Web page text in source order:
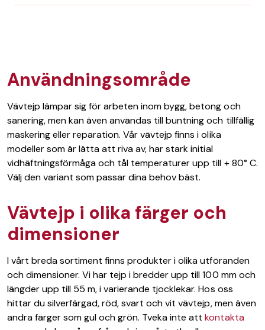
Användningsområde
Vävtejp lämpar sig för arbeten inom bygg, betong och
sanering, men kan även användas till buntning och tillfällig
maskering eller reparation. Vår vävtejp finns i olika
modeller som är lätta att riva av, har stark initial
vidhäftningsförmåga och tål temperaturer upp till + 80° C.
Välj den variant som passar dina behov bäst.
Vävtejp i olika färger och
dimensioner
I vårt breda sortiment finns produkter i olika utföranden
och dimensioner. Vi har tejp i bredder upp till 100 mm och
längder upp till 55 m, i varierande tjocklekar. Hos oss
hittar du silverfärgad, röd, svart och vit vävtejp, men även
andra färger som gul och grön. Tveka inte attkontakta